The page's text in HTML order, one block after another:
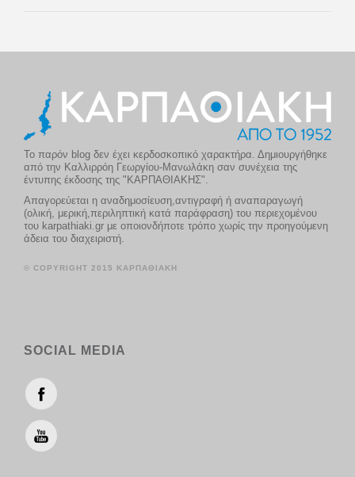
Το παρόν blog δεν έχει κερδοσκοπικό χαρακτήρα. Δημιουργήθηκε
από την Καλλιρρόη Γεωργίου-Μανωλάκη σαν συνέχεια της
έντυπης έκδοσης της "ΚΑΡΠΑΘΙΑΚΗΣ".
Απαγορεύεται η αναδημοσίευση,αντιγραφή ή αναπαραγωγή
(ολική, μερική,περιληπτική κατά παράφραση) του περιεχομένου
του karpathiaki.gr με οποιονδήποτε τρόπο χωρίς την προηγούμενη
άδεια του διαχειριστή.
© COPYRIGHT 2015 ΚΑΡΠΑΘΙΑΚΗ
SOCIAL MEDIA